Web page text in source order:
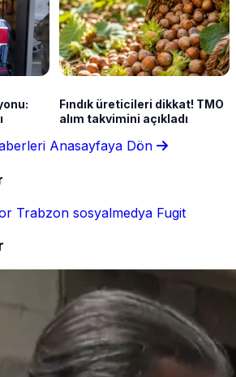
Fındık üreticileri dikkat! TMO
alım takvimini açıkladı
Anasayfaya Dön
Trabzon sosyalmedya Fugit